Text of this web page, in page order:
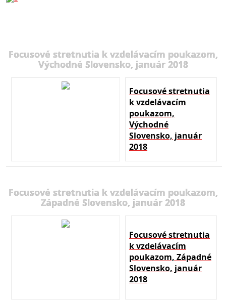
Focusové stretnutia k vzdelávacím poukazom,
Východné Slovensko, január 2018
Focusové stretnutia
k vzdelávacím
poukazom,
Východné
Slovensko, január
2018
Focusové stretnutia k vzdelávacím poukazom,
Západné Slovensko, január 2018
Focusové stretnutia
k vzdelávacím
poukazom, Západné
Slovensko, január
2018